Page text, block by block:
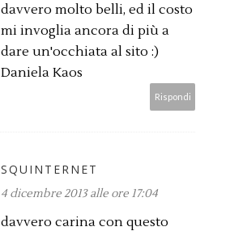
davvero molto belli, ed il costo
mi invoglia ancora di più a
dare un'occhiata al sito :)
Daniela Kaos
Rispondi
SQUINTERNET
4 dicembre 2013 alle ore 17:04
davvero carina con questo